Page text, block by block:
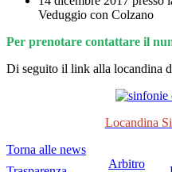
Veduggio con Colzano
Per prenotare contattare il
Di seguito il link alla locandina
Locandina
Torna alle news
Arbitro